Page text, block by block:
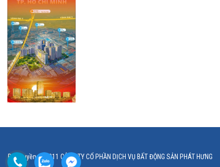
Bản quyền © 2011 CÔNG TY CỔ PHẦN DỊCH VỤ BẤT ĐỘNG SẢN PHÁT HƯNG